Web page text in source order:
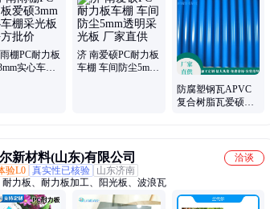
面瓦、采光瓦、塑料瓦、聚碳酸酯、灯箱广告、彩色瓦、彩色
、PVC防腐瓦、PVC塑钢瓦、PC透明瓦、PC阳光板
棚PC耐力板
实心车棚
济 南爱硕PC耐力板
车棚 车间防尘5mm
防腐塑钢瓦APVC
复合树脂瓦爱硕
新材料(山东)有限公司
洽谈
验L0 真实性已核验
山东济南
耐力板、耐力板加工、阳光板、波浪瓦